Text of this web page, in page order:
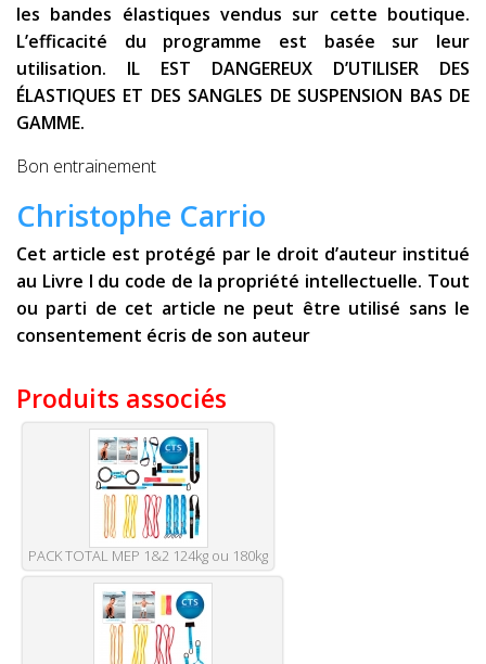
les bandes élastiques vendus sur cette boutique.
L’efficacité du programme est basée sur leur
utilisation. IL EST DANGEREUX D’UTILISER DES
ÉLASTIQUES ET DES SANGLES DE SUSPENSION BAS DE
GAMME.
Bon entrainement
Christophe Carrio
Cet article est protégé par le droit d’auteur institué
au Livre I du code de la propriété intellectuelle. Tout
ou parti de cet article ne peut être utilisé sans le
consentement écris de son auteur
Produits associés
PACK TOTAL MEP 1&2 124kg ou 180kg